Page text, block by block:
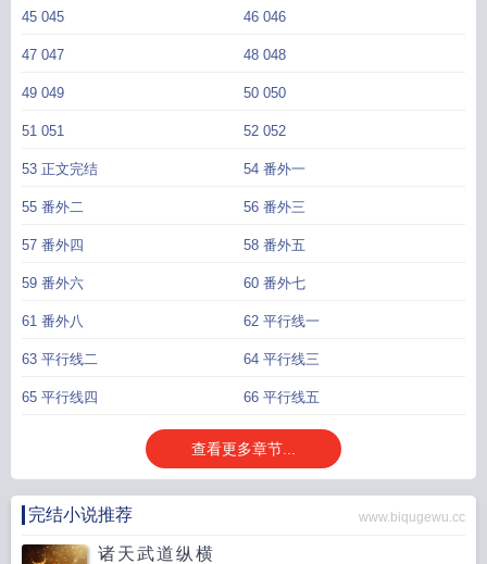
45 045 46 046
47 047 48 048
49 049 50 050
51 051 52 052
53 正文完结 54 番外一
55 番外二 56 番外三
57 番外四 58 番外五
59 番外六 60 番外七
61 番外八 62 平行线一
63 平行线二 64 平行线三
65 平行线四 66 平行线五
查看更多章节...
完结小说推荐 www.biqugewu.cc
诸天武道纵横